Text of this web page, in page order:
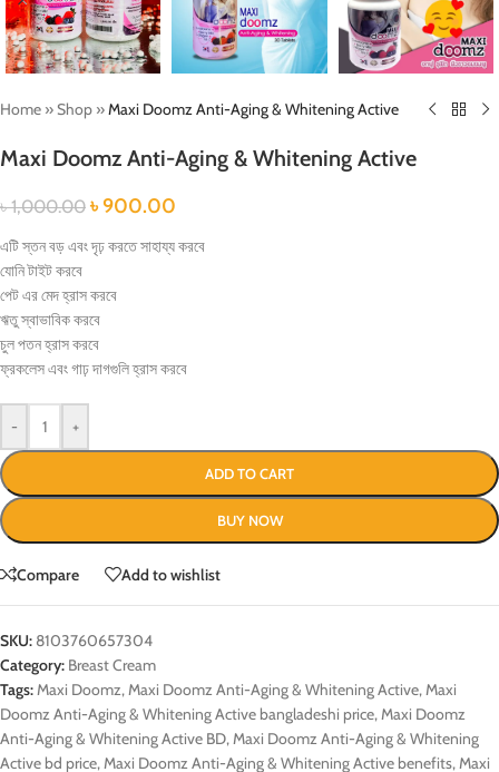
Home »Shop »Maxi Doomz Anti-Aging & Whitening Active
Maxi Doomz Anti-Aging & Whitening Active
৳1,000.00 ৳900.00
এটি স্তন বড় এবং দৃঢ় করতে সাহায্য করবে
যোনি টাইট করবে
পেট এর মেদ হ্রাস করবে
ঋতু স্বাভাবিক করবে
চুল পতন হ্রাস করবে
ফ্রকলেস এবং গাঢ় দাগগুলি হ্রাস করবে
- +
ADD TO CART
BUY NOW
Compare Add to wishlist
SKU: 8103760657304
Category: Breast Cream
Tags:Maxi Doomz,Maxi Doomz Anti-Aging & Whitening Active,Maxi
Doomz Anti-Aging & Whitening Active bangladeshi price,Maxi Doomz
Anti-Aging & Whitening Active BD,Maxi Doomz Anti-Aging & Whitening
Active bd price,Maxi Doomz Anti-Aging & Whitening Active benefits,Maxi